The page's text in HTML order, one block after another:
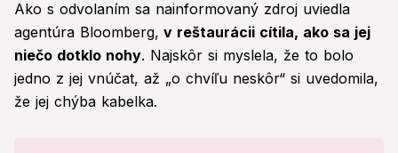
Ako s odvolaním sa nainformovaný zdroj uviedla
agentúra Bloomberg, v reštaurácii cítila, ako sa jej
niečo dotklo nohy. Najskôr si myslela, že to bolo
jedno z jej vnúčat, až „o chvíľu neskôr“ si uvedomila,
že jej chýba kabelka.